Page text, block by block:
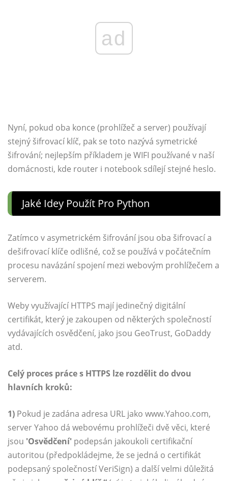
ad
Nyní, pokud oba konce (prohlížeč a server) používají
stejný šifrovací klíč, pak se toto nazývá symetrické
šifrování; nejlepším příkladem je WIFI používané v naší
domácnosti, kde router i notebook sdílejí stejné heslo.
Jaké Idey Použít Pro Python
Zatímco v asymetrickém šifrování jsou oba šifrovací a
dešifrovací klíče odlišné, což se používá v počátečním
procesu navázání spojení mezi webovým prohlížečem a
serverem.
Weby využívající HTTPS mají jedinečný digitální
certifikát, který je zakoupen od některých společností
vydávajících osvědčení, jako jsou GeoTrust, GoDaddy
atd.
Celý proces práce s HTTPS lze rozdělit do dvou
hlavních kroků:
1) Pokud je zadána adresa URL jako www.Yahoo.com,
server Yahoo dá webovému prohlížeči dvě věci, které
jsou 'Osvědčení' podepsán jakoukoli certifikační
autoritou (předpokládejme, že se jedná o certifikát
podepsaný společností VeriSign) a další velmi důležitá